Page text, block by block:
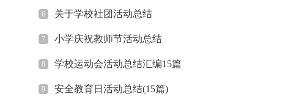
6 关于学校社团活动总结
7 小学庆祝教师节活动总结
8 学校运动会活动总结汇编15篇
9 安全教育日活动总结(15篇)